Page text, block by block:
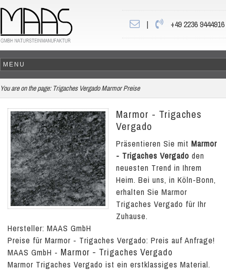
| +49 2236 9444916
You are on the page: Trigaches Vergado Marmor Preise
Marmor - Trigaches
Vergado
Präsentieren Sie mit Marmor
- Trigaches Vergado den
neuesten Trend in Ihrem
Heim. Bei uns, in Köln-Bonn,
erhalten Sie Marmor
Trigaches Vergado für Ihr
Zuhause.
Hersteller: MAAS GmbH
Preise für Marmor - Trigaches Vergado: Preis auf Anfrage!
MAAS GmbH - Marmor - Trigaches Vergado
Marmor Trigaches Vergado ist ein erstklassiges Material.